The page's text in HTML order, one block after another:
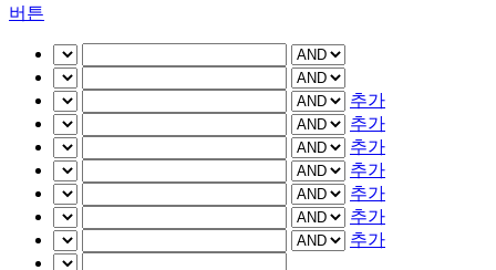
버튼
추가
추가
추가
추가
추가
추가
추가